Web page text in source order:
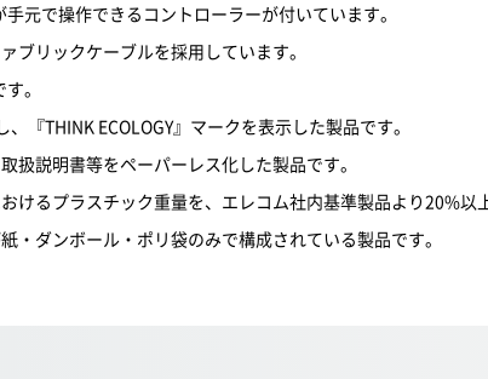
元で操作できるコントローラーが付いています。
リックケーブルを採用しています。
。
『THINK ECOLOGY』マークを表示した製品です。
説明書等をペーパーレス化した製品です。
るプラスチック重量を、エレコム社内基準製品より20%以
ダンボール・ポリ袋のみで構成されている製品です。